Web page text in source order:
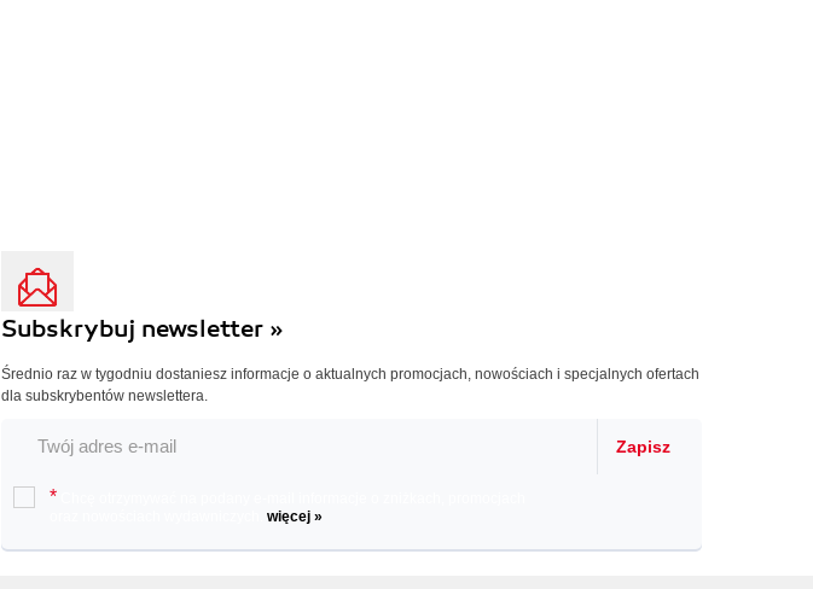
Subskrybuj newsletter »
Średnio raz w tygodniu dostaniesz informacje o aktualnych promocjach, nowościach i specjalnych ofertach
dla subskrybentów newslettera.
Zapisz
*
więcej »